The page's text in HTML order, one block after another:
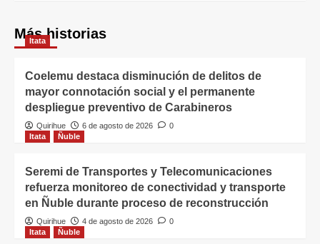
Más historias
Itata
Coelemu destaca disminución de delitos de
mayor connotación social y el permanente
despliegue preventivo de Carabineros
Quirihue 6 de agosto de 2026
0
Itata
Ñuble
Seremi de Transportes y Telecomunicaciones
refuerza monitoreo de conectividad y transporte
en Ñuble durante proceso de reconstrucción
Quirihue 4 de agosto de 2026
0
Itata
Ñuble